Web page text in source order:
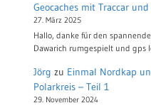
Geocaches mit Traccar und
27. März 2025
Hallo, danke für den
Dawarich rumgespielt und gps
Jörg zu Einmal Nordkap
Polarkreis – Teil 1
29. November 2024